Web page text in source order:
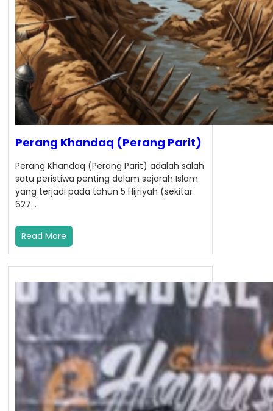
Perang Khandaq (Perang Parit)
Perang Khandaq (Perang Parit) adalah salah
satu peristiwa penting dalam sejarah Islam
yang terjadi pada tahun 5 Hijriyah (sekitar
627…
Read More